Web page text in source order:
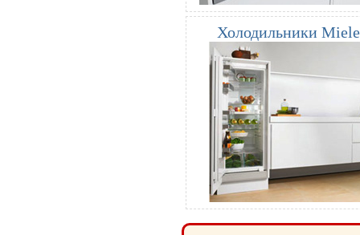
Холодильники Miele